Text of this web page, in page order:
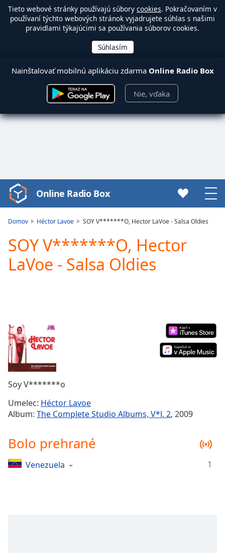
Tieto webové stránky používajú súbory cookies. Pokračovaním v
používaní týchto webových stránok vyjadrujete súhlas s našimi
pravidlami týkajúcimi sa používania súborov cookies.
Nainštalovať mobilnú aplikáciu zdarma Online Radio Box
Nie, vďaka
Video
Player
Play
Video
Current
Time0:00
Duration
Loaded:
Stream
TypeLIVE
Seek to
live,
liveLIVE
Time-
Online Radio Box
Domov Héctor Lavoe SOY V*******O, Hector LaVoe - Salsa Oldies
SOY V*******O, Hector
LaVoe - Salsa Oldies
Soy V*******o
Umelec: Héctor Lavoe
Album: The Complete Studio Albums, V*l. 2, 2009
Bolo prehrané
Venezuela 1